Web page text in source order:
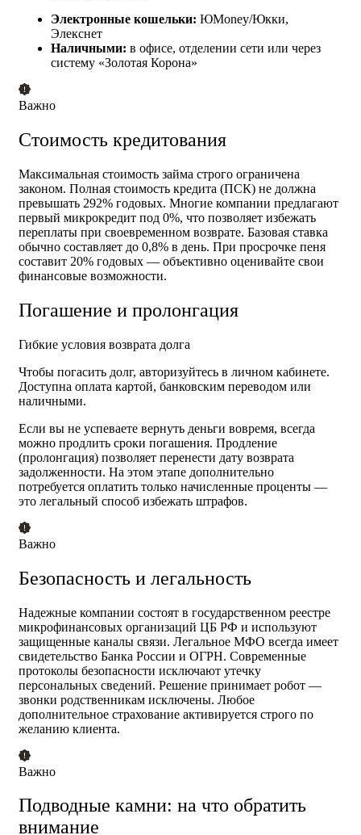
Электронные кошельки: ЮMoney/Юкки,
Элекснет
Наличными: в офисе, отделении сети или через
систему «Золотая Корона»
Важно
Стоимость кредитования
Максимальная стоимость займа строго ограничена
законом. Полная стоимость кредита (ПСК) не должна
превышать 292% годовых. Многие компании предлагают
первый микрокредит под 0%, что позволяет избежать
переплаты при своевременном возврате. Базовая ставка
обычно составляет до 0,8% в день. При просрочке пеня
составит 20% годовых — объективно оценивайте свои
финансовые возможности.
Погашение и пролонгация
Гибкие условия возврата долга
Чтобы погасить долг, авторизуйтесь в личном кабинете.
Доступна оплата картой, банковским переводом или
наличными.
Если вы не успеваете вернуть деньги вовремя, всегда
можно продлить сроки погашения. Продление
(пролонгация) позволяет перенести дату возврата
задолженности. На этом этапе дополнительно
потребуется оплатить только начисленные проценты —
это легальный способ избежать штрафов.
Важно
Безопасность и легальность
Надежные компании состоят в государственном реестре
микрофинансовых организаций ЦБ РФ и используют
защищенные каналы связи. Легальное МФО всегда имеет
свидетельство Банка России и ОГРН. Современные
протоколы безопасности исключают утечку
персональных сведений. Решение принимает робот —
звонки родственникам исключены. Любое
дополнительное страхование активируется строго по
желанию клиента.
Важно
Подводные камни: на что обратить
внимание